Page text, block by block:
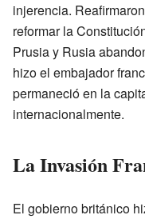
injerencia.
reformar la
Prusia y Rusia
hizo el embajador
permaneció en la
internacionalmente.
La Invasión
El gobierno británico